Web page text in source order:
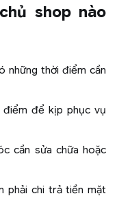
shop nào
những thời điểm cần
điểm để kịp phục vụ
cần sửa chữa hoặc
phải chi trả tiền mặt